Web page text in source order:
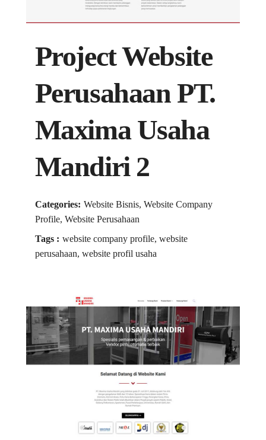
Project Website
Perusahaan PT.
Maxima Usaha
Mandiri 2
Categories: Website Bisnis, Website Company
Profile, Website Perusahaan
Tags : website company profile, website
perusahaan, website profil usaha